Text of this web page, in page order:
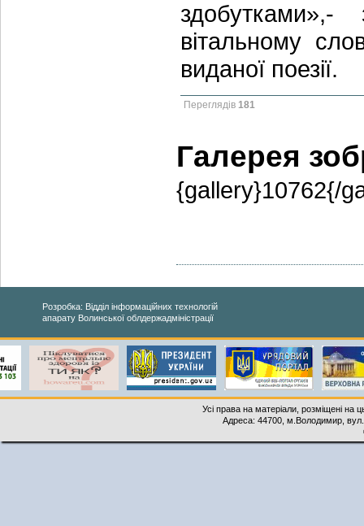
вітальному
виданої поезії.
Переглядів 181
Галерея
{gallery}10762{/
Розробка: Відділ інформаційних технологій
апарату Волинської облдержадміністрації
Усі права на матеріали, розміщені на
Адреса: 44700, м.Володимир,